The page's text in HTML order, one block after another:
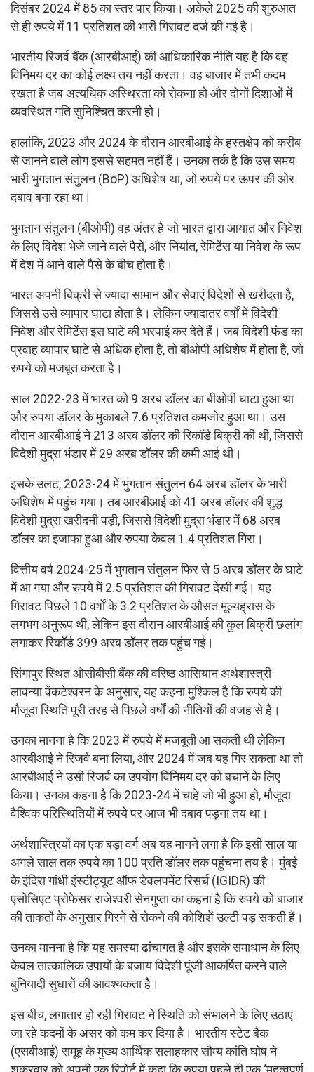
दिसंबर 2024 में 85 का स्तर पार किया। अकेले 2025 की शुरुआत
से ही रुपये में 11 प्रतिशत की भारी गिरावट दर्ज की गई है।
भारतीय रिजर्व बैंक (आरबीआई) की आधिकारिक नीति यह है कि वह
विनिमय दर का कोई लक्ष्य तय नहीं करता। वह बाजार में तभी कदम
रखता है जब अत्यधिक अस्थिरता को रोकना हो और दोनों दिशाओं में
व्यवस्थित गति सुनिश्चित करनी हो।
हालांकि, 2023 और 2024 के दौरान आरबीआई के हस्तक्षेप को करीब
से जानने वाले लोग इससे सहमत नहीं हैं। उनका तर्क है कि उस समय
भारी भुगतान संतुलन (BoP) अधिशेष था, जो रुपये पर ऊपर की ओर
दबाव बना रहा था।
भुगतान संतुलन (बीओपी) वह अंतर है जो भारत द्वारा आयात और निवेश
के लिए विदेश भेजे जाने वाले पैसे, और निर्यात, रेमिटेंस या निवेश के रूप
में देश में आने वाले पैसे के बीच होता है।
भारत अपनी बिक्री से ज्यादा सामान और सेवाएं विदेशों से खरीदता है,
जिससे उसे व्यापार घाटा होता है। लेकिन ज्यादातर वर्षों में विदेशी
निवेश और रेमिटेंस इस घाटे की भरपाई कर देते हैं। जब विदेशी फंड का
प्रवाह व्यापार घाटे से अधिक होता है, तो बीओपी अधिशेष में होता है, जो
रुपये को मजबूत करता है।
साल 2022-23 में भारत को 9 अरब डॉलर का बीओपी घाटा हुआ था
और रुपया डॉलर के मुकाबले 7.6 प्रतिशत कमजोर हुआ था। उस
दौरान आरबीआई ने 213 अरब डॉलर की रिकॉर्ड बिक्री की थी, जिससे
विदेशी मुद्रा भंडार में 29 अरब डॉलर की कमी आई थी।
इसके उलट, 2023-24 में भुगतान संतुलन 64 अरब डॉलर के भारी
अधिशेष में पहुंच गया। तब आरबीआई को 41 अरब डॉलर की शुद्ध
विदेशी मुद्रा खरीदनी पड़ी, जिससे विदेशी मुद्रा भंडार में 68 अरब
डॉलर का इजाफा हुआ और रुपया केवल 1.4 प्रतिशत गिरा।
वित्तीय वर्ष 2024-25 में भुगतान संतुलन फिर से 5 अरब डॉलर के घाटे
में आ गया और रुपये में 2.5 प्रतिशत की गिरावट देखी गई। यह
गिरावट पिछले 10 वर्षों के 3.2 प्रतिशत के औसत मूल्यह्रास के
लगभग अनुरूप थी, लेकिन इस दौरान आरबीआई की कुल बिक्री छलांग
लगाकर रिकॉर्ड 399 अरब डॉलर तक पहुंच गई।
सिंगापुर स्थित ओसीबीसी बैंक की वरिष्ठ आसियान अर्थशास्त्री
लावन्या वेंकटेश्वरन के अनुसार, यह कहना मुश्किल है कि रुपये की
मौजूदा स्थिति पूरी तरह से पिछले वर्षों की नीतियों की वजह से है।
उनका मानना है कि 2023 में रुपये में मजबूती आ सकती थी लेकिन
आरबीआई ने रिजर्व बना लिया, और 2024 में जब यह गिर सकता था तो
आरबीआई ने उसी रिजर्व का उपयोग विनिमय दर को बचाने के लिए
किया। उनका कहना है कि 2023-24 में चाहे जो भी हुआ हो, मौजूदा
वैश्विक परिस्थितियों में रुपये पर आज भी दबाव पड़ना तय था।
अर्थशास्त्रियों का एक बड़ा वर्ग अब यह मानने लगा है कि इसी साल या
अगले साल तक रुपये का 100 प्रति डॉलर तक पहुंचना तय है। मुंबई
के इंदिरा गांधी इंस्टीट्यूट ऑफ डेवलपमेंट रिसर्च (IGIDR) की
एसोसिएट प्रोफेसर राजेश्वरी सेनगुप्ता का कहना है कि रुपये को बाजार
की ताकतों के अनुसार गिरने से रोकने की कोशिशें उल्टी पड़ सकती हैं।
उनका मानना है कि यह समस्या ढांचागत है और इसके समाधान के लिए
केवल तात्कालिक उपायों के बजाय विदेशी पूंजी आकर्षित करने वाले
बुनियादी सुधारों की आवश्यकता है।
इस बीच, लगातार हो रही गिरावट ने स्थिति को संभालने के लिए उठाए
जा रहे कदमों के असर को कम कर दिया है। भारतीय स्टेट बैंक
(एसबीआई) समूह के मुख्य आर्थिक सलाहकार सौम्य कांति घोष ने